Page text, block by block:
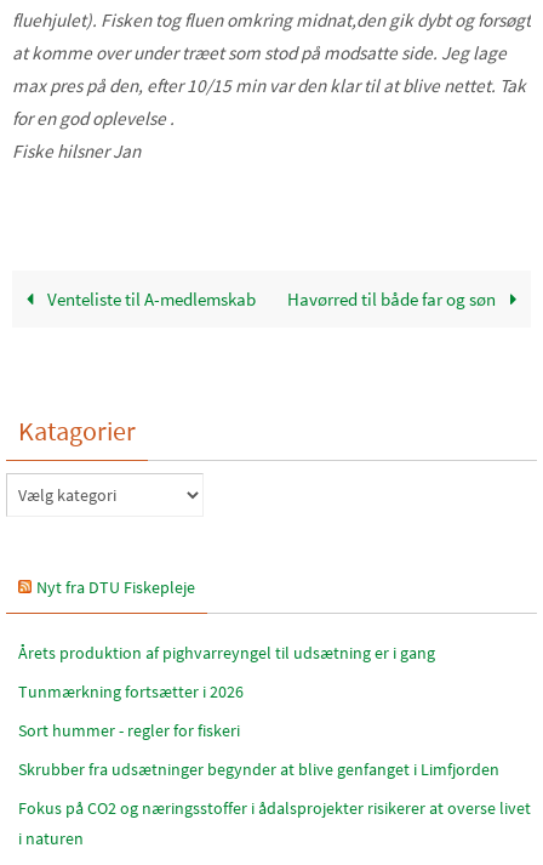
fluehjulet). Fisken tog fluen omkring midnat,den gik dybt og forsøgt
at komme over under træet som stod på modsatte side. Jeg lage
max pres på den, efter 10/15 min var den klar til at blive nettet. Tak
for en god oplevelse .
Fiske hilsner Jan
Venteliste til A-medlemskab Havørred til både far og søn
Katagorier
Katagorier
Nyt fra DTU Fiskepleje
Årets produktion af pighvarreyngel til udsætning er i gang
Tunmærkning fortsætter i 2026
Sort hummer - regler for fiskeri
Skrubber fra udsætninger begynder at blive genfanget i Limfjorden
Fokus på CO2 og næringsstoffer i ådalsprojekter risikerer at overse livet
i naturen